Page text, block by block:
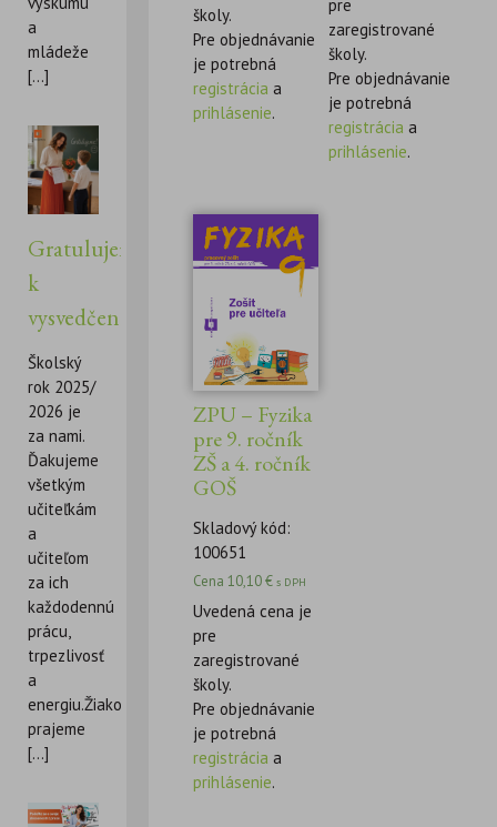
a
mládeže
[...]
Gratulujeme
k
vysvedčeniu!
Školský
rok 2025/
2026 je
za nami.
Ďakujeme
všetkým
učiteľkám
a
učiteľom
za ich
každodennú
prácu,
trpezlivosť
a
energiu.Žiakom
prajeme
[...]
školy.
Pre objednávanie
je potrebná
registrácia a
prihlásenie.
pre
zaregistrované
školy.
Pre objednávanie
je potrebná
registrácia a
prihlásenie.
ZPU – Fyzika
pre 9. ročník
ZŠ a 4. ročník
GOŠ
Skladový kód:
100651
Cena10,10€ s DPH
Uvedená cena je
pre
zaregistrované
školy.
Pre objednávanie
je potrebná
registrácia a
prihlásenie.